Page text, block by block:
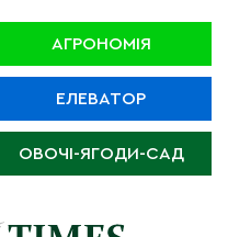
АГРОНОМІЯ
ЕЛЕВАТОР
ОВОЧІ-ЯГОДИ-САД